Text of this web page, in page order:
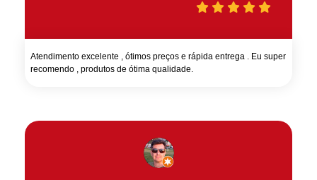
Atendimento excelente , ótimos preços e rápida entrega . Eu super
recomendo , produtos de ótima qualidade.